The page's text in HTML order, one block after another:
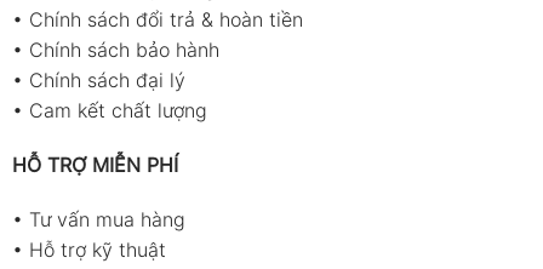
• Chính sách đổi trả & hoàn tiền
• Chính sách bảo hành
• Chính sách đại lý
• Cam kết chất lượng
HỖ TRỢ MIỄN PHÍ
• Tư vấn mua hàng
• Hỗ trợ kỹ thuật